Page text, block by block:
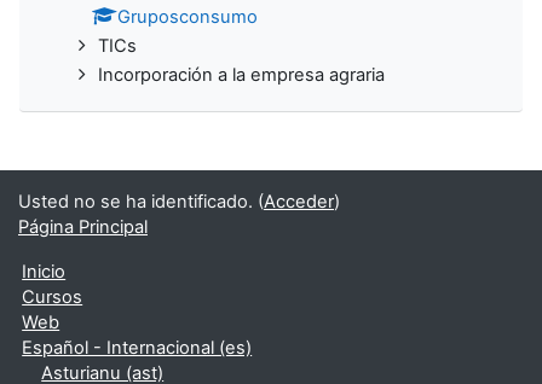
Gruposconsumo
TICs
Incorporación a la empresa agraria
Usted no se ha identificado. (Acceder)
Página Principal
Inicio
Cursos
Web
Español - Internacional ‎(es)‎
Asturianu ‎(ast)‎